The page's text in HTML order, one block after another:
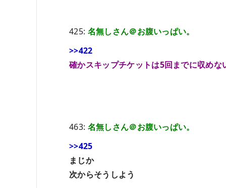
425: 名無しさん＠お腹いっぱい。
>>422
確かスキップチケットは5回までに収め
463: 名無しさん＠お腹いっぱい。
>>425
まじか
次からそうしよう